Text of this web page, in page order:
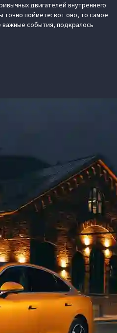
двигателей внутреннего
точно поймете: вот оно, то самое
события, подкралось